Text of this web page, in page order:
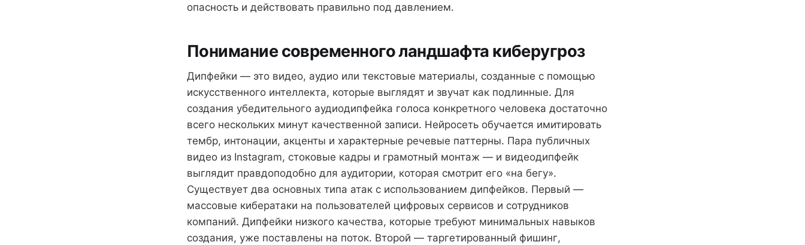
опасность и действовать правильно под давлением.
Понимание современного ландшафта киберугроз
Дипфейки — это видео, аудио или текстовые материалы, созданные с помощью
искусственного интеллекта, которые выглядят и звучат как подлинные. Для
создания убедительного аудиодипфейка голоса конкретного человека достаточно
всего нескольких минут качественной записи. Нейросеть обучается имитировать
тембр, интонации, акценты и характерные речевые паттерны. Пара публичных
видео из Instagram, стоковые кадры и грамотный монтаж — и видеодипфейк
выглядит правдоподобно для аудитории, которая смотрит его «на бегу».
Существует два основных типа атак с использованием дипфейков. Первый —
массовые кибератаки на пользователей цифровых сервисов и сотрудников
компаний. Дипфейки низкого качества, которые требуют минимальных навыков
создания, уже поставлены на поток. Второй — таргетированный фишинг,